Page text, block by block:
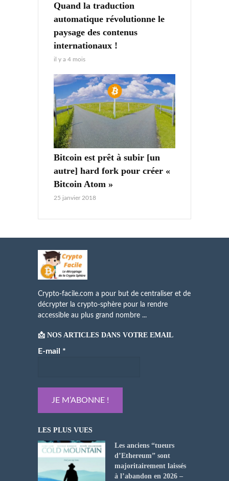
Quand la traduction
automatique révolutionne le
paysage des contenus
internationaux !
il y a 4 mois
Bitcoin est prêt à subir [un
autre] hard fork pour créer «
Bitcoin Atom »
25 janvier 2018
Crypto-facile.com a pour but de centraliser et de
décrypter la crypto-sphère pour la rendre
accessible au plus grand nombre ...
📩 NOS ARTICLES DANS VOTRE EMAIL
E-mail *
LES PLUS VUES
Les anciens “tueurs
d’Ethereum” sont
majoritairement laissés
à l’abandon en 2026 –